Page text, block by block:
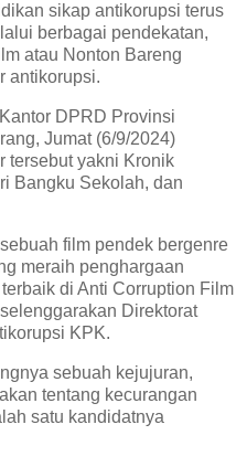
sikap antikorupsi terus
berbagai pendekatan,
atau Nonton Bareng
antikorupsi.
DPRD Provinsi
Jumat (6/9/2024)
tersebut yakni Kronik
Bangku Sekolah, dan
film pendek bergenre
meraih penghargaan
di Anti Corruption Film
Direktorat
KPK.
sebuah kejujuran,
tentang kecurangan
satu kandidatnya